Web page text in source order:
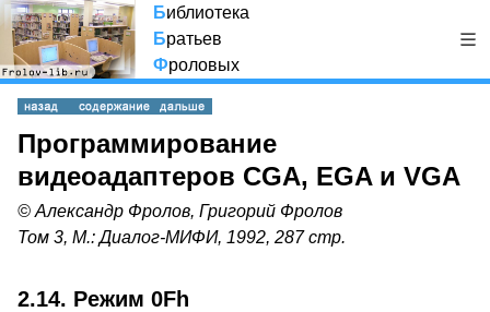
Библиотека
Братьев
Фроловых
Программирование
видеоадаптеров CGA, EGA и VGA
© Александр Фролов, Григорий Фролов
Том 3, М.: Диалог-МИФИ, 1992, 287 стр.
2.14. Режим 0Fh